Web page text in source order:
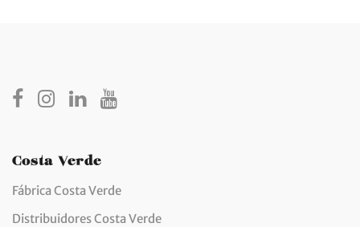
Costa Verde
Fábrica Costa Verde
Distribuidores Costa Verde